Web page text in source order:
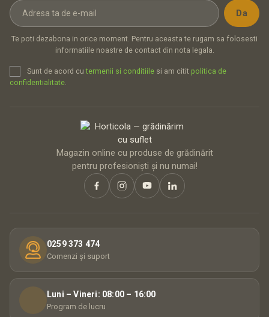
Te poti dezabona in orice moment. Pentru aceasta te rugam sa folosesti
informatiile noastre de contact din nota legala.
Sunt de acord cutermenii si conditiile si am citit politica de
confidentialitate.
Magazin online cu produse de grădinărit
pentru profesioniști și nu numai!
0259 373 474
Comenzi și suport
Luni – Vineri: 08:00 – 16:00
Program de lucru